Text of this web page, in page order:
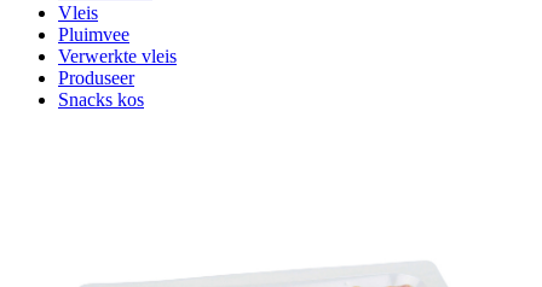
Vleis
Pluimvee
Verwerkte vleis
Produseer
Snacks kos